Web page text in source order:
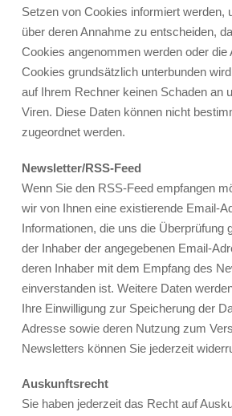
Setzen von Cookies informiert werden,
über deren Annahme zu entscheiden,
Cookies angenommen werden oder die
Cookies grundsätzlich unterbunden
auf Ihrem Rechner keinen Schaden an
Viren. Diese Daten können nicht
zugeordnet werden.
Newsletter/RSS-Feed
Wenn Sie den RSS-Feed empfangen
wir von Ihnen eine existierende Email-
Informationen, die uns die Überprüfung
der Inhaber der angegebenen Email-
deren Inhaber mit dem Empfang des
einverstanden ist. Weitere Daten
Ihre Einwilligung zur Speicherung der
Adresse sowie deren Nutzung zum
Newsletters können Sie jederzeit
Auskunftsrecht
Sie haben jederzeit das Recht auf